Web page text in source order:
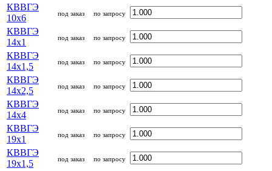
КВВГЭ
10x6
под заказ по запросу
КВВГЭ
14x1
под заказ по запросу
КВВГЭ
14x1,5
под заказ по запросу
КВВГЭ
14x2,5
под заказ по запросу
КВВГЭ
14x4
под заказ по запросу
КВВГЭ
19x1
под заказ по запросу
КВВГЭ
19x1,5
под заказ по запросу